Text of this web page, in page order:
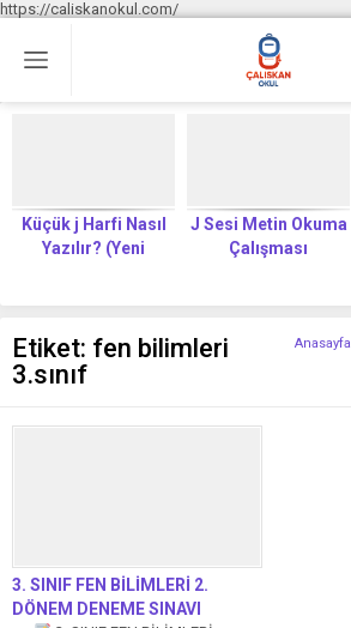
https://caliskanokul.com/
Küçük j Harfi Nasıl
Yazılır? (Yeni
J Sesi Metin Okuma
Çalışması
Anasayfa
Etiket: fen bilimleri
3.sınıf
3. SINIF FEN BİLİMLERİ 2.
DÖNEM DENEME SINAVI